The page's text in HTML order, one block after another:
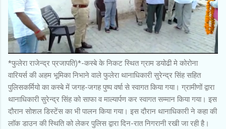
*फुलेरा राजेन्द्र प्रजापति)*-कस्बे के निकट स्थित ग्राम डयोढी मे कोरोना
वारियर्स की अहम भूमिका निभाने वाले फुलेरा थानाधिकारी सुरेन्द्र सिंह सहित
पुलिसकर्मियो का कस्बे में जगह-जगह पुष्प वर्षा से स्वागत किया गया। ग्रामीणों द्वारा
थानाधिकारी सुरेन्द्र सिंह को साफा व माल्यार्पण कर स्वागत सम्मान किया गया। इस
दौरान सोशल डिस्टेंस का भी पालन किया गया। इस दौरान थानाधिकारी ने कहा की
लाॅक डाउन की स्थिति को लेकर पुलिस द्वारा दिन-रात निगरानी रखी जा रही है।